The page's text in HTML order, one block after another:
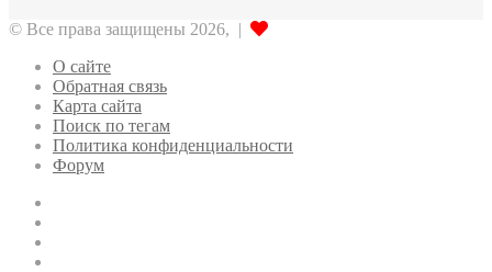
© Все права защищены 2026, |
О сайте
Обратная связь
Карта сайта
Поиск по тегам
Политика конфиденциальности
Форум